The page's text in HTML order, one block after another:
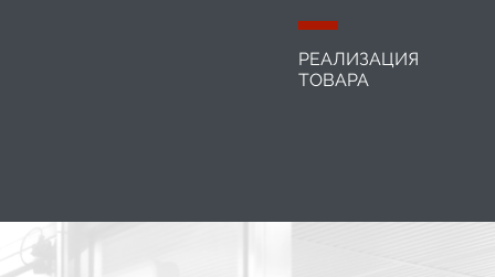
РЕАЛИЗАЦИЯ
ТОВАРА